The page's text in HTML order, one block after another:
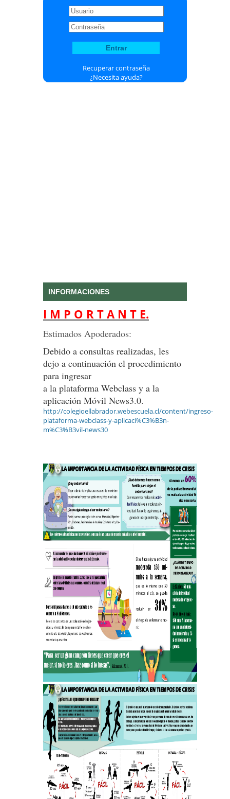
Recuperar contraseña
¿Necesita ayuda?
INFORMACIONES
I M P O R T A N T E.
Estimados Apoderados:
Debido a consultas realizadas, les
dejo a continuación el procedimiento
para ingresar
a la plataforma Webclass y a la
aplicación Móvil News3.0.
http://colegioellabrador.webescuela.cl/content/ingreso-
plataforma-webclass-y-aplicaci%C3%B3n-
m%C3%B3vil-news30